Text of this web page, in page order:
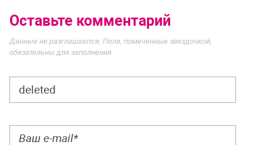
Оставьте комментарий
Данные не разглашаются. Поля, помеченные звездочкой,
обязательны для заполнения